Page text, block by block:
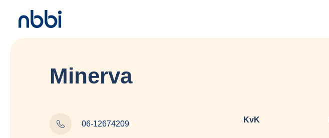
Minerva
06-12674209 KvK